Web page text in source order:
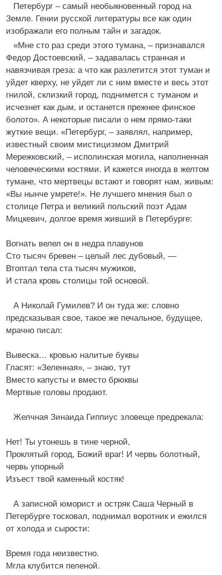
Петербург – самый необыкновенный город на
Земле. Гении русской литературы все как один
изображали его полным тайн и загадок.
«Мне сто раз среди этого тумана, – признавался
Федор Достоевский, – задавалась странная и
навязчивая греза: а что как разлетится этот туман и
уйдет кверху, не уйдет ли с ним вместе и весь этот
гнилой, склизкий город, поднимется с туманом и
исчезнет как дым, и останется прежнее финское
болото». А некоторые писали о нем прямо-таки
жуткие вещи. «Петербург, – заявлял, например,
известный своим мистицизмом Дмитрий
Мережковский, – исполинская могила, наполненная
человеческими костями. И кажется иногда в желтом
тумане, что мертвецы встают и говорят нам, живым:
«Вы нынче умрете!». Не лучшего мнения был о
столице Петра и великий польский поэт Адам
Мицкевич, долгое время живший в Петербурге:
Вогнать велел он в недра плавунов
Сто тысяч бревен – целый лес дубовый, —
Втоптал тела ста тысяч мужиков,
И стала кровь столицы той основой.
А Николай Гумилев? И он туда же: словно
предсказывая свое, такое же печальное, будущее,
мрачно писал:
Вывеска… кровью налитые буквы
Гласят: «Зеленная», – знаю, тут
Вместо капусты и вместо брюквы
Мертвые головы продают.
Желчная Зинаида Гиппиус зловеще предрекала:
Нет! Ты утонешь в тине черной,
Проклятый город, Божий враг! И червь болотный,
червь упорный
Изъест твой каменный костяк!
А записной юморист и остряк Саша Черный в
Петербурге тосковал, поднимал воротник и ежился
от холода и сырости:
Время года неизвестно.
Мгла клубится пеленой.